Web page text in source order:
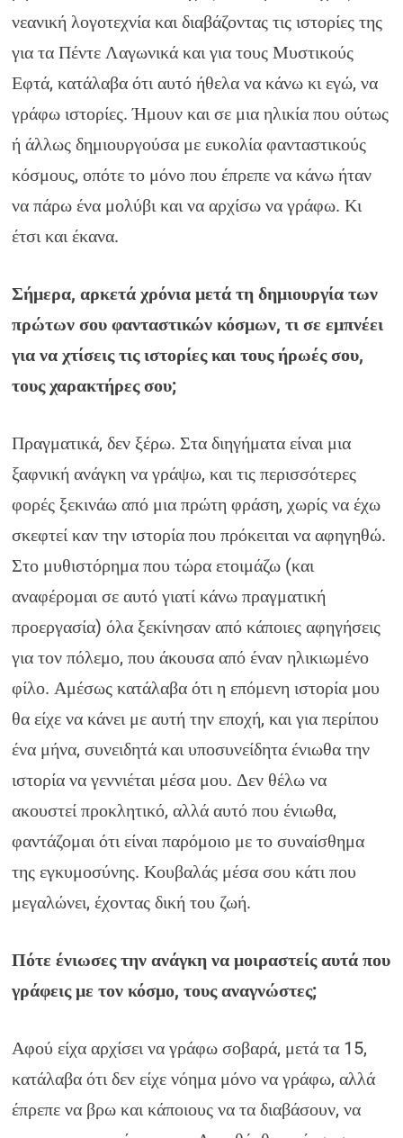
νεανική λογοτεχνία και διαβάζοντας τις ιστορίες της
για τα Πέντε Λαγωνικά και για τους Μυστικούς
Εφτά, κατάλαβα ότι αυτό ήθελα να κάνω κι εγώ, να
γράφω ιστορίες. Ήμουν και σε μια ηλικία που ούτως
ή άλλως δημιουργούσα με ευκολία φανταστικούς
κόσμους, οπότε το μόνο που έπρεπε να κάνω ήταν
να πάρω ένα μολύβι και να αρχίσω να γράφω. Κι
έτσι και έκανα.
Σήμερα, αρκετά χρόνια μετά τη δημιουργία των
πρώτων σου φανταστικών κόσμων, τι σε εμπνέει
για να χτίσεις τις ιστορίες και τους ήρωές σου,
τους χαρακτήρες σου;
Πραγματικά, δεν ξέρω. Στα διηγήματα είναι μια
ξαφνική ανάγκη να γράψω, και τις περισσότερες
φορές ξεκινάω από μια πρώτη φράση, χωρίς να έχω
σκεφτεί καν την ιστορία που πρόκειται να αφηγηθώ.
Στο μυθιστόρημα που τώρα ετοιμάζω (και
αναφέρομαι σε αυτό γιατί κάνω πραγματική
προεργασία) όλα ξεκίνησαν από κάποιες αφηγήσεις
για τον πόλεμο, που άκουσα από έναν ηλικιωμένο
φίλο. Αμέσως κατάλαβα ότι η επόμενη ιστορία μου
θα είχε να κάνει με αυτή την εποχή, και για περίπου
ένα μήνα, συνειδητά και υποσυνείδητα ένιωθα την
ιστορία να γεννιέται μέσα μου. Δεν θέλω να
ακουστεί προκλητικό, αλλά αυτό που ένιωθα,
φαντάζομαι ότι είναι παρόμοιο με το συναίσθημα
της εγκυμοσύνης. Κουβαλάς μέσα σου κάτι που
μεγαλώνει, έχοντας δική του ζωή.
Πότε ένιωσες την ανάγκη να μοιραστείς αυτά που
γράφεις με τον κόσμο, τους αναγνώστες;
Αφού είχα αρχίσει να γράφω σοβαρά, μετά τα 15,
κατάλαβα ότι δεν είχε νόημα μόνο να γράφω, αλλά
έπρεπε να βρω και κάποιους να τα διαβάσουν, να